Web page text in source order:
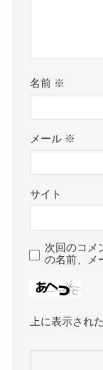
名前 ※
メール ※
サイト
次回のコメ
の名前、メ
上に表示され